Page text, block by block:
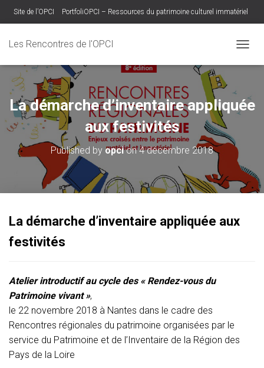
Site de l’OPCI PortfoliOPCI – Ressources du patrimoine culturel immatériel
Les Rencontres de l'OPCI
U
I
R
M
R
La démarche d’inventaire appliquée
aux festivités
Published by opcion4 décembre 2018
La démarche d’inventaire appliquée aux
festivités
Atelier introductif au cycle des « Rendez-vous du
Patrimoine vivant »,
le 22 novembre 2018 à Nantes dans le cadre des
Rencontres régionales du patrimoine organisées par le
service du Patrimoine et de l’Inventaire de la Région des
Pays de la Loire